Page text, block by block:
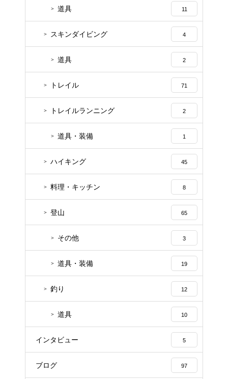
道具 11
スキンダイビング 4
道具 2
トレイル 71
トレイルランニング 2
道具・装備 1
ハイキング 45
料理・キッチン 8
登山 65
その他 3
道具・装備 19
釣り 12
道具 10
インタビュー 5
ブログ 97